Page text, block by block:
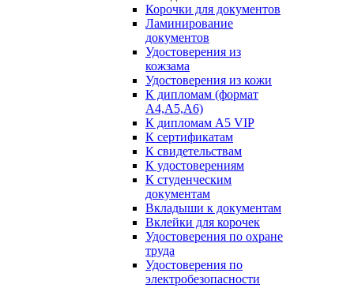
Корочки для документов
Ламинирование
документов
Удостоверения из
кожзама
Удостоверения из кожи
К дипломам (формат
А4,А5,А6)
К дипломам А5 VIP
К сертификатам
К свидетельствам
К удостоверениям
К студенческим
документам
Вкладыши к документам
Вклейки для корочек
Удостоверения по охране
труда
Удостоверения по
электробезопасности